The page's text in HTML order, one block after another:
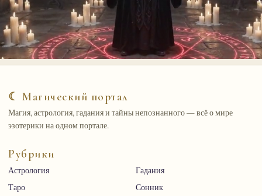
☾ Магический портал
Магия, астрология, гадания и тайны непознанного — всё о мире
эзотерики на одном портале.
Рубрики
Астрология
Гадания
Таро
Сонник